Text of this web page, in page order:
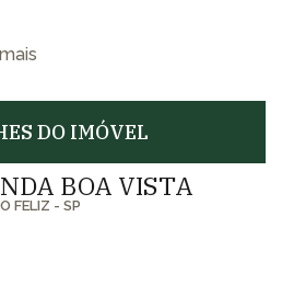
DO IMÓVEL
BOA VISTA
FELIZ - SP